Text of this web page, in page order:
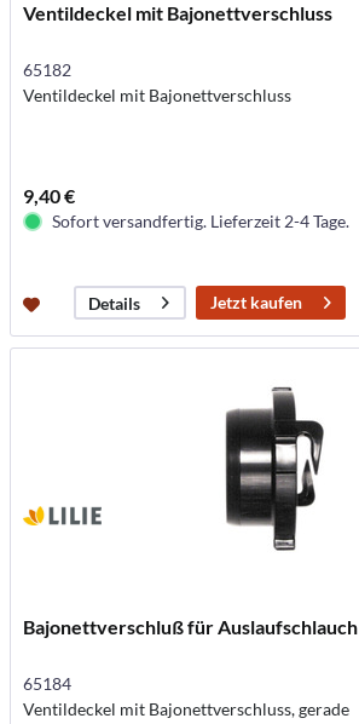
Ventildeckel mit Bajonettverschluss
65182
Ventildeckel mit Bajonettverschluss
9,40 €
Sofort versandfertig. Lieferzeit 2-4 Tage.
Details Jetzt kaufen
Bajonettverschluß für Auslaufschlauch
65184
Ventildeckel mit Bajonettverschluss, gerade